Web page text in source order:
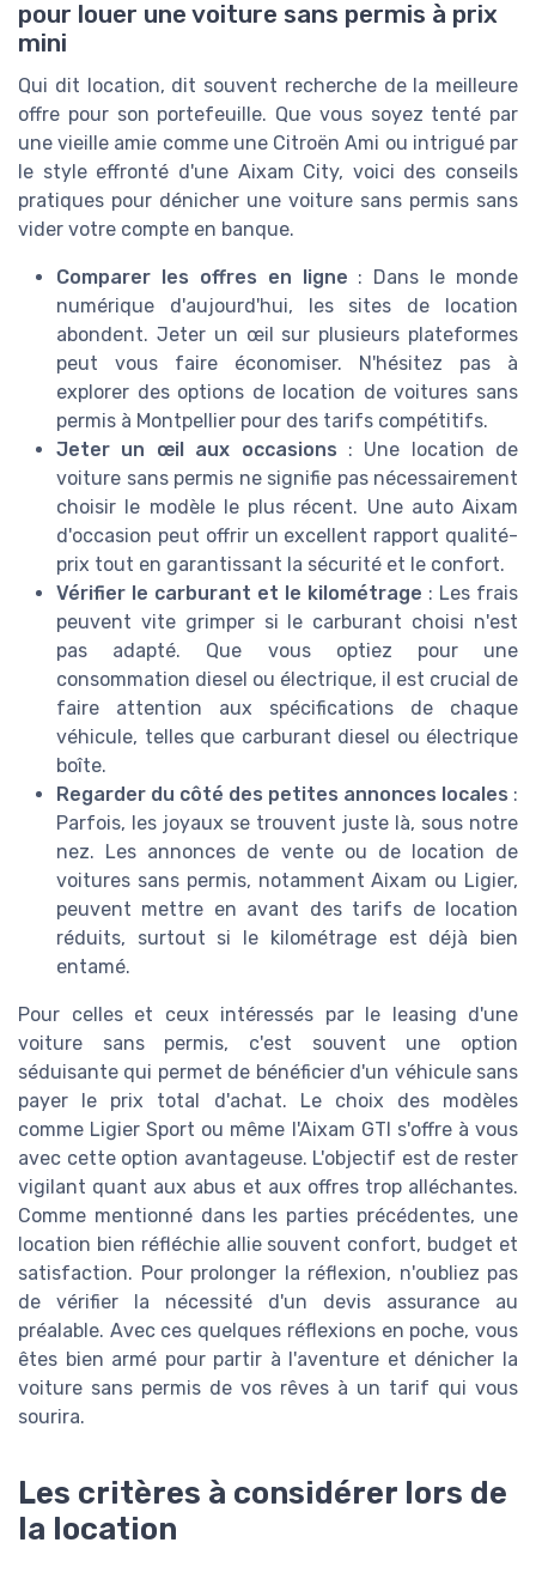
pour louer une voiture sans permis à prix
mini
Qui dit location, dit souvent recherche de la meilleure
offre pour son portefeuille. Que vous soyez tenté par
une vieille amie comme une Citroën Ami ou intrigué par
le style effronté d'une Aixam City, voici des conseils
pratiques pour dénicher une voiture sans permis sans
vider votre compte en banque.
Comparer les offres en ligne : Dans le monde
numérique d'aujourd'hui, les sites de location
abondent. Jeter un œil sur plusieurs plateformes
peut vous faire économiser. N'hésitez pas à
explorer des options de location de voitures sans
permis à Montpellier pour des tarifs compétitifs.
Jeter un œil aux occasions : Une location de
voiture sans permis ne signifie pas nécessairement
choisir le modèle le plus récent. Une auto Aixam
d'occasion peut offrir un excellent rapport qualité-
prix tout en garantissant la sécurité et le confort.
Vérifier le carburant et le kilométrage : Les frais
peuvent vite grimper si le carburant choisi n'est
pas adapté. Que vous optiez pour une
consommation diesel ou électrique, il est crucial de
faire attention aux spécifications de chaque
véhicule, telles que carburant diesel ou électrique
boîte.
Regarder du côté des petites annonces locales :
Parfois, les joyaux se trouvent juste là, sous notre
nez. Les annonces de vente ou de location de
voitures sans permis, notamment Aixam ou Ligier,
peuvent mettre en avant des tarifs de location
réduits, surtout si le kilométrage est déjà bien
entamé.
Pour celles et ceux intéressés par le leasing d'une
voiture sans permis, c'est souvent une option
séduisante qui permet de bénéficier d'un véhicule sans
payer le prix total d'achat. Le choix des modèles
comme Ligier Sport ou même l'Aixam GTI s'offre à vous
avec cette option avantageuse. L'objectif est de rester
vigilant quant aux abus et aux offres trop alléchantes.
Comme mentionné dans les parties précédentes, une
location bien réfléchie allie souvent confort, budget et
satisfaction. Pour prolonger la réflexion, n'oubliez pas
de vérifier la nécessité d'un devis assurance au
préalable. Avec ces quelques réflexions en poche, vous
êtes bien armé pour partir à l'aventure et dénicher la
voiture sans permis de vos rêves à un tarif qui vous
sourira.
Les critères à considérer lors de
la location